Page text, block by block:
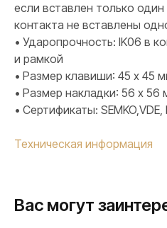
если вставлен только
контакта не вставлены
• Ударопрочность: IK06 в
и рамкой
• Размер клавиши: 45 х 45
• Размер накладки: 56 х 56
• Сертификаты: SEMKO,VDE,
Техническая информация
Вас могут